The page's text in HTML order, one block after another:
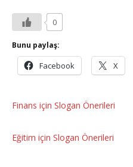
0
Bunu paylaş:
Facebook X
Finans için Slogan Önerileri
Eğitim için Slogan Önerileri